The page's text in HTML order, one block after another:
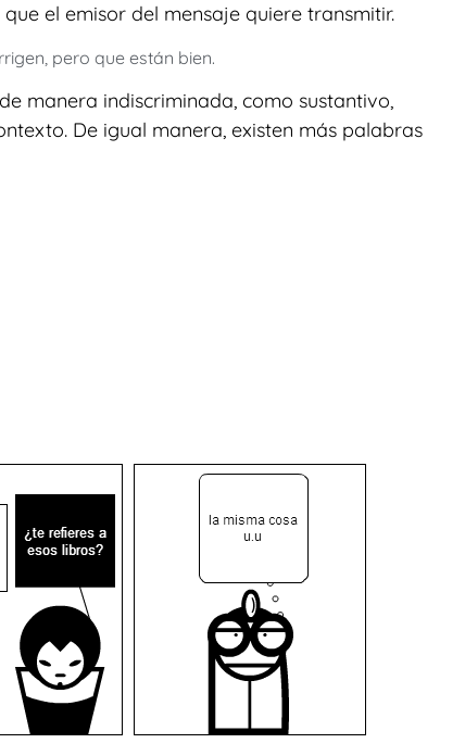
el emisor del mensaje quiere transmitir.
pero que están bien.
manera indiscriminada, como sustantivo,
De igual manera, existen más palabras